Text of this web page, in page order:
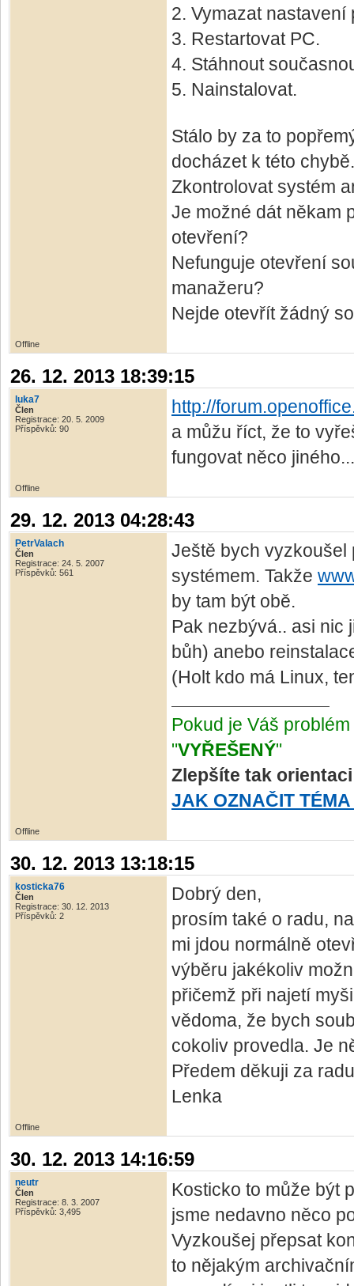
2. Vymazat nastavení
3. Restartovat PC.
4. Stáhnout
5. Nainstalovat.
Stálo by za to
docházet k této chybě.
Zkontrolovat systém
Je možné dát někam
otevření?
Nefunguje otevření
manažeru?
Nejde otevřít žádný
Offline
26. 12. 2013 18:39:15
luka7
Člen
Registrace: 20. 5. 2009
Příspěvků: 90
http://
a můžu říct, že to
fungovat něco jiného...
Offline
29. 12. 2013 04:28:43
PetrValach
Člen
Registrace: 24. 5. 2007
Příspěvků: 561
Ještě bych vyzkoušel
systémem. Takže
by tam být obě.
Pak nezbývá.. asi nic
bůh) anebo
(Holt kdo má Linux,
Pokud je Váš
"VYŘEŠENÝ"
Zlepšíte tak
JAK OZNAČIT TÉMA
Offline
30. 12. 2013 13:18:15
kosticka76
Člen
Registrace: 30. 12. 2013
Příspěvků: 2
Dobrý den,
prosím také o radu,
mi jdou normálně
výběru jakékoliv
přičemž při najetí
vědoma, že bych
cokoliv provedla. Je
Předem děkuji za
Lenka
Offline
30. 12. 2013 14:16:59
neutr
Člen
Registrace: 8. 3. 2007
Příspěvků: 3,495
Kosticko to může být
jsme nedavno něco
Vyzkoušej přepsat
to nějakým